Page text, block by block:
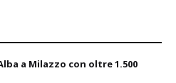
a Milazzo con oltre 1.500